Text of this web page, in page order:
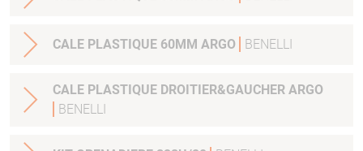
CALE PLASTIQUE 60MM ARGO BENELLI
CALE PLASTIQUE DROITIER&GAUCHER ARGO
BENELLI